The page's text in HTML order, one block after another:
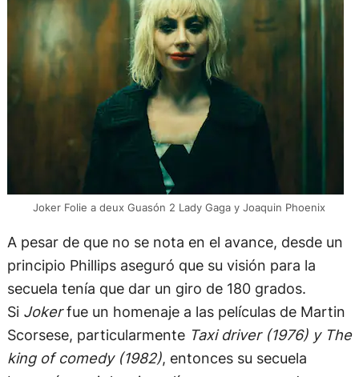
Joker Folie a deux Guasón 2 Lady Gaga y Joaquin Phoenix
A pesar de que no se nota en el avance, desde un
principio Phillips aseguró que su visión para la
secuela tenía que dar un giro de 180 grados.
Si Jokerfue un homenaje a las películas de Martin
Scorsese, particularmente Taxi driver (1976) y The
king of comedy (1982), entonces su secuela